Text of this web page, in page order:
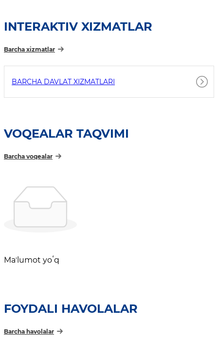
INTERAKTIV XIZMATLAR
Barcha xizmatlar
BARCHA DAVLAT XIZMATLARI
VOQEALAR TAQVIMI
Barcha voqealar
Maʼlumot yoʻq
FOYDALI HAVOLALAR
Barcha havolalar